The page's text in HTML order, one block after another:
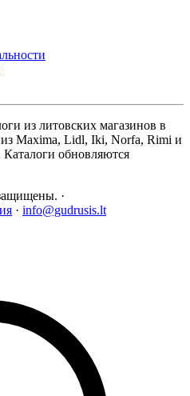
из литовских магазинов в
Maxima, Lidl, Iki, Norfa, Rimi и
Каталоги обновляются
·
· info@gudrusis.lt